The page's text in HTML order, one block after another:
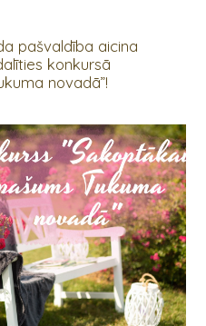
pašvaldība aicina
konkursā
novadā”!